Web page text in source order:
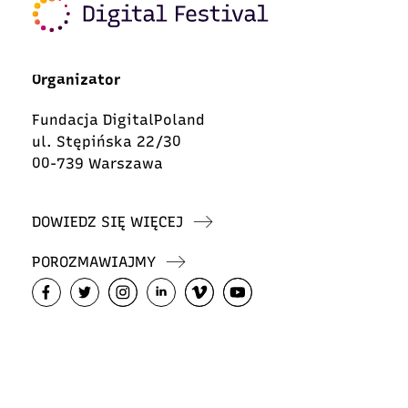
Organizator
Fundacja DigitalPoland
ul. Stępińska 22/30
00-739 Warszawa
DOWIEDZ SIĘ WIĘCEJ
POROZMAWIAJMY